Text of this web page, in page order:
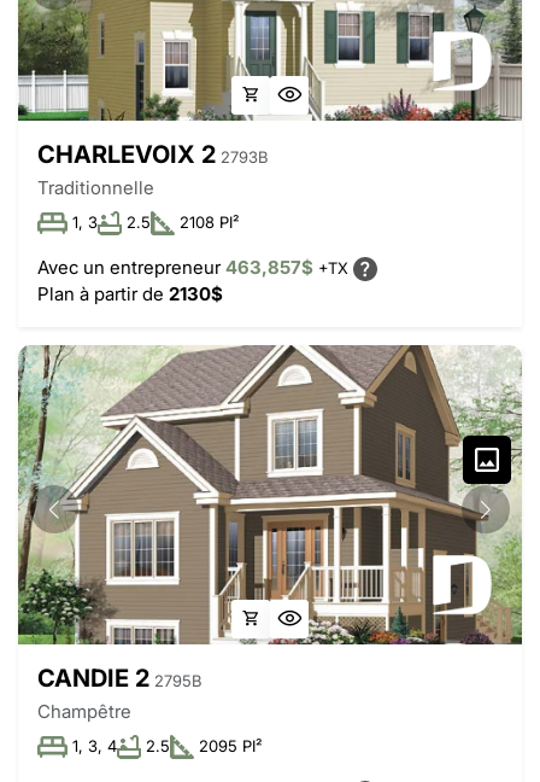
CHARLEVOIX 2 2793B
Traditionnelle
1, 3 2.5 2108 PI²
Avec un entrepreneur463,857$ +TX
Plan à partir de 2130$
CANDIE 2 2795B
Champêtre
1, 3, 4 2.5 2095 PI²